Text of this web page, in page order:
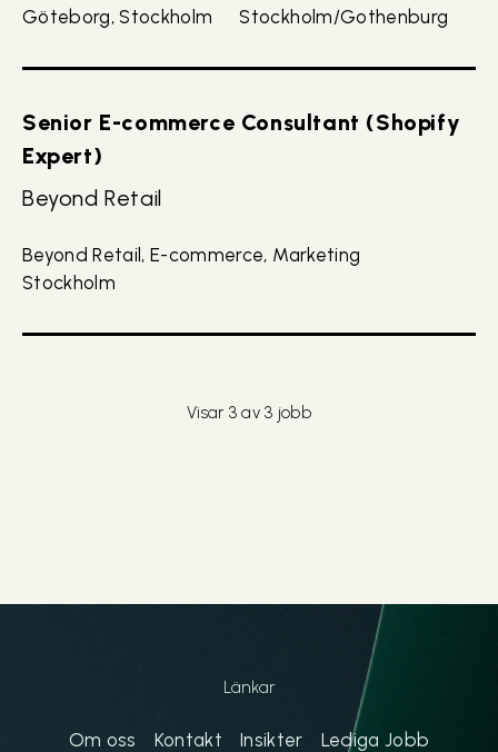
Göteborg, Stockholm Stockholm/Gothenburg
Senior E-commerce Consultant (Shopify
Expert)
Beyond Retail
Beyond Retail, E-commerce, Marketing
Stockholm
Visar 3 av 3 jobb
Länkar
Om oss Kontakt Insikter Lediga Jobb